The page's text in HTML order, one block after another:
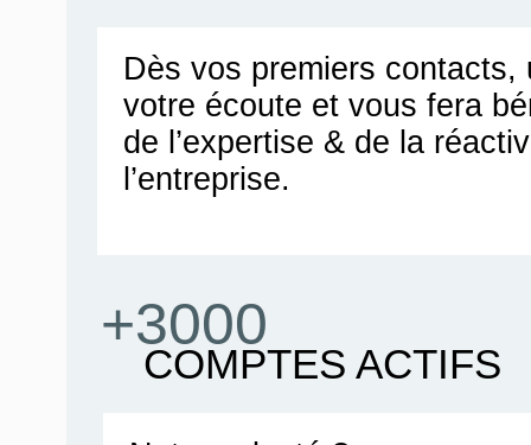
+3000
Dès vos premiers contacts,
votre écoute et vous fera
de l’expertise & de la
l’entreprise.
COMPTES ACTIFS